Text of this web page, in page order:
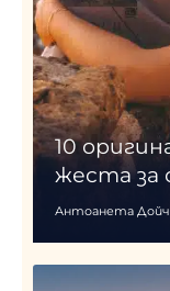
10
жеста за
Антоанета